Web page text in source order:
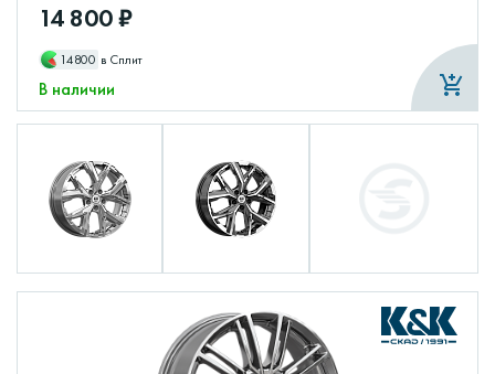
14 800 ₽
14800 в Сплит
В наличии